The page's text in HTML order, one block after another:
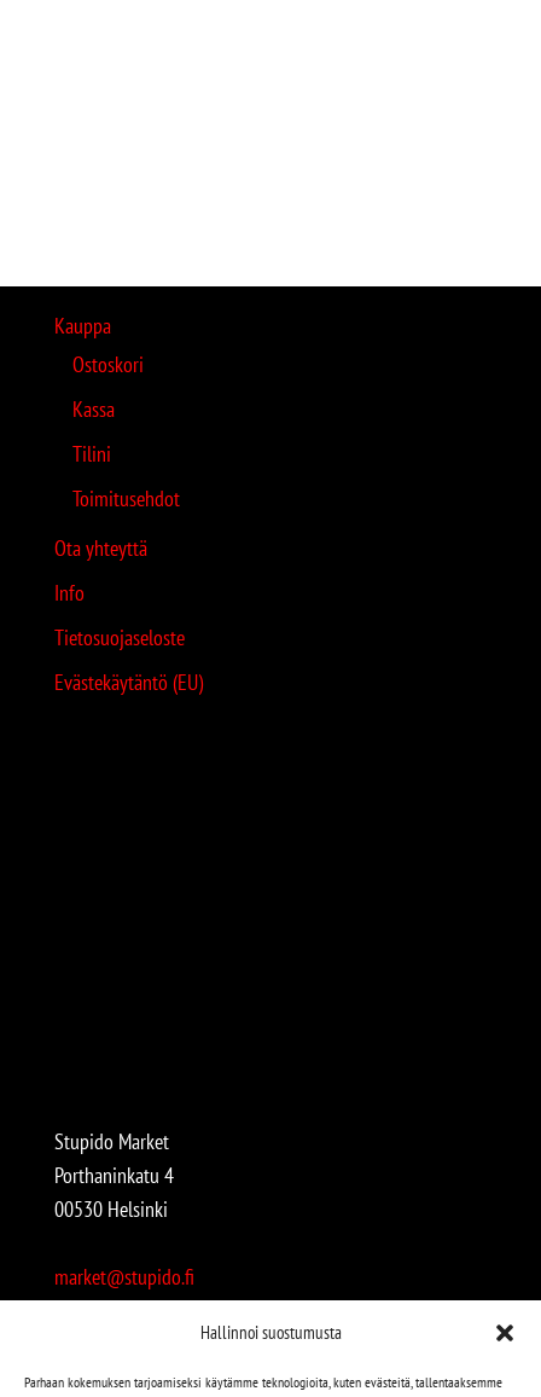
Hallinnoi suostumusta
Parhaan kokemuksen tarjoamiseksi käytämme teknologioita, kuten evästeitä, tallentaaksemme
Kauppa
Ostoskori
Kassa
Tilini
Toimitusehdot
Ota yhteyttä
Info
Tietosuojaseloste
Evästekäytäntö (EU)
Stupido Market
Porthaninkatu 4
00530 Helsinki
market@stupido.fi
Avoinna: